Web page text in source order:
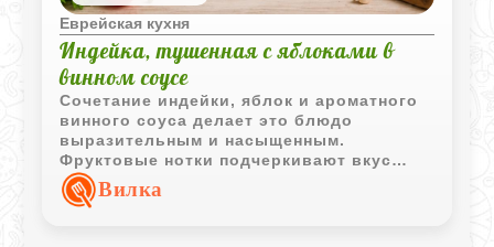
Еврейская кухня
Индейка, тушенная с яблоками в
винном соусе
Сочетание индейки, яблок и ароматного
винного соуса делает это блюдо
выразительным и насыщенным.
Фруктовые нотки подчеркивают вкус
мяса, а густой соус превращает простые
ингредиенты в эффектное горячее
Вилка